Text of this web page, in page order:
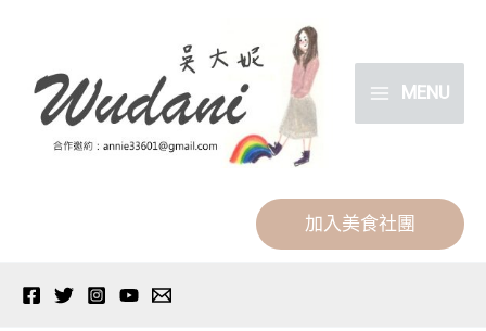
MENU
加入美食社團